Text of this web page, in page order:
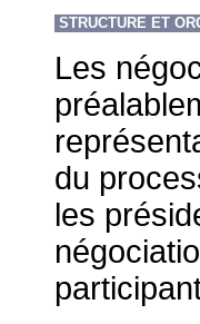
STRUCTURE ET
Les
du
les